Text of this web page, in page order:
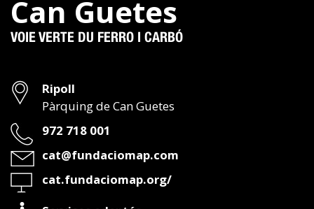
Can Guetes
VOIE VERTE DU FERRO I CARBÓ
Adresse
Ripoll
Pàrquing de Can Guetes
Téléphone
972 718 001
Email
cat@fundaciomap.com
Web
cat.fundaciomap.org/